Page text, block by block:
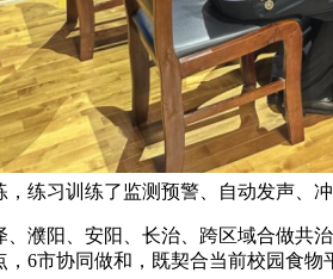
练习训练了监测预警、自动发声、
阳、安阳、长治、跨区域合做共治
6市协同做和，既契合当前校园食物